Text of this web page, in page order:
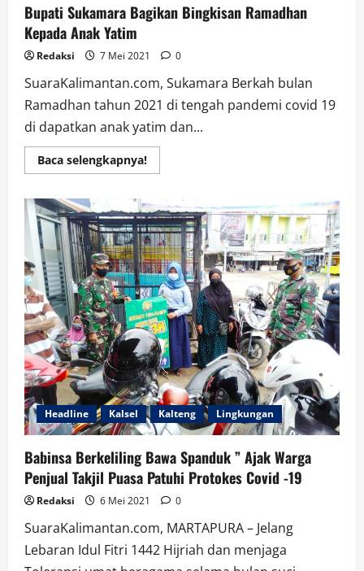
Bupati Sukamara Bagikan Bingkisan Ramadhan
Kepada Anak Yatim
Redaksi 7 Mei 2021 0
SuaraKalimantan.com, Sukamara Berkah bulan
Ramadhan tahun 2021 di tengah pandemi covid 19
di dapatkan anak yatim dan...
Baca selengkapnya!Read
more
Sukamara
Bagikan
Bingkisan
Ramadhan
Kepada
Anak
Yatim
Headline Kalsel Kalteng Lingkungan
Babinsa Berkeliling Bawa Spanduk ” Ajak Warga
Penjual Takjil Puasa Patuhi Protokes Covid -19
Redaksi 6 Mei 2021 0
SuaraKalimantan.com, MARTAPURA – Jelang
Lebaran Idul Fitri 1442 Hijriah dan menjaga